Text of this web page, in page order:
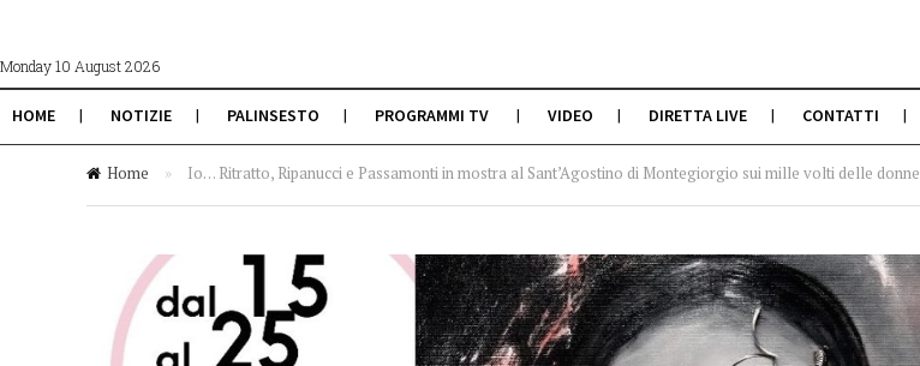
Monday 10 August 2026
HOME NOTIZIE PALINSESTO PROGRAMMI TV VIDEO DIRETTA LIVE CONTATTI
Home » Io… Ritratto, Ripanucci e Passamonti in mostra al Sant’Agostino di Montegiorgio sui mille volti delle donne